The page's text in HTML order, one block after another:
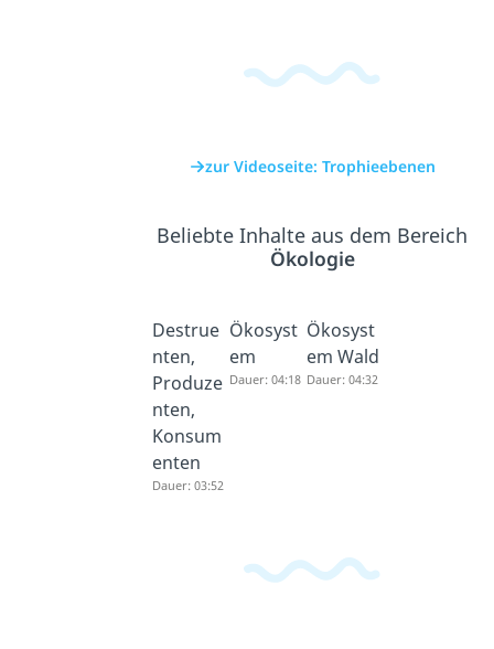
zur Videoseite: Trophieebenen
Beliebte Inhalte aus dem Bereich
Ökologie
Destrue
nten,
Produze
nten,
Konsum
enten
Dauer: 03:52
Ökosyst
em
Dauer: 04:18
Ökosyst
em Wald
Dauer: 04:32